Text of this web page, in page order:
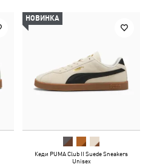
НОВИНКА
Кеди PUMA Club II Suede Sneakers
Unisex